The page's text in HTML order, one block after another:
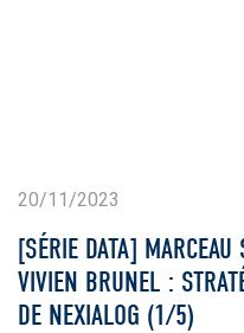
20/11/2023
[SÉRIE DATA] MARCEAU
VIVIEN BRUNEL :
DE NEXIALOG (1/5)